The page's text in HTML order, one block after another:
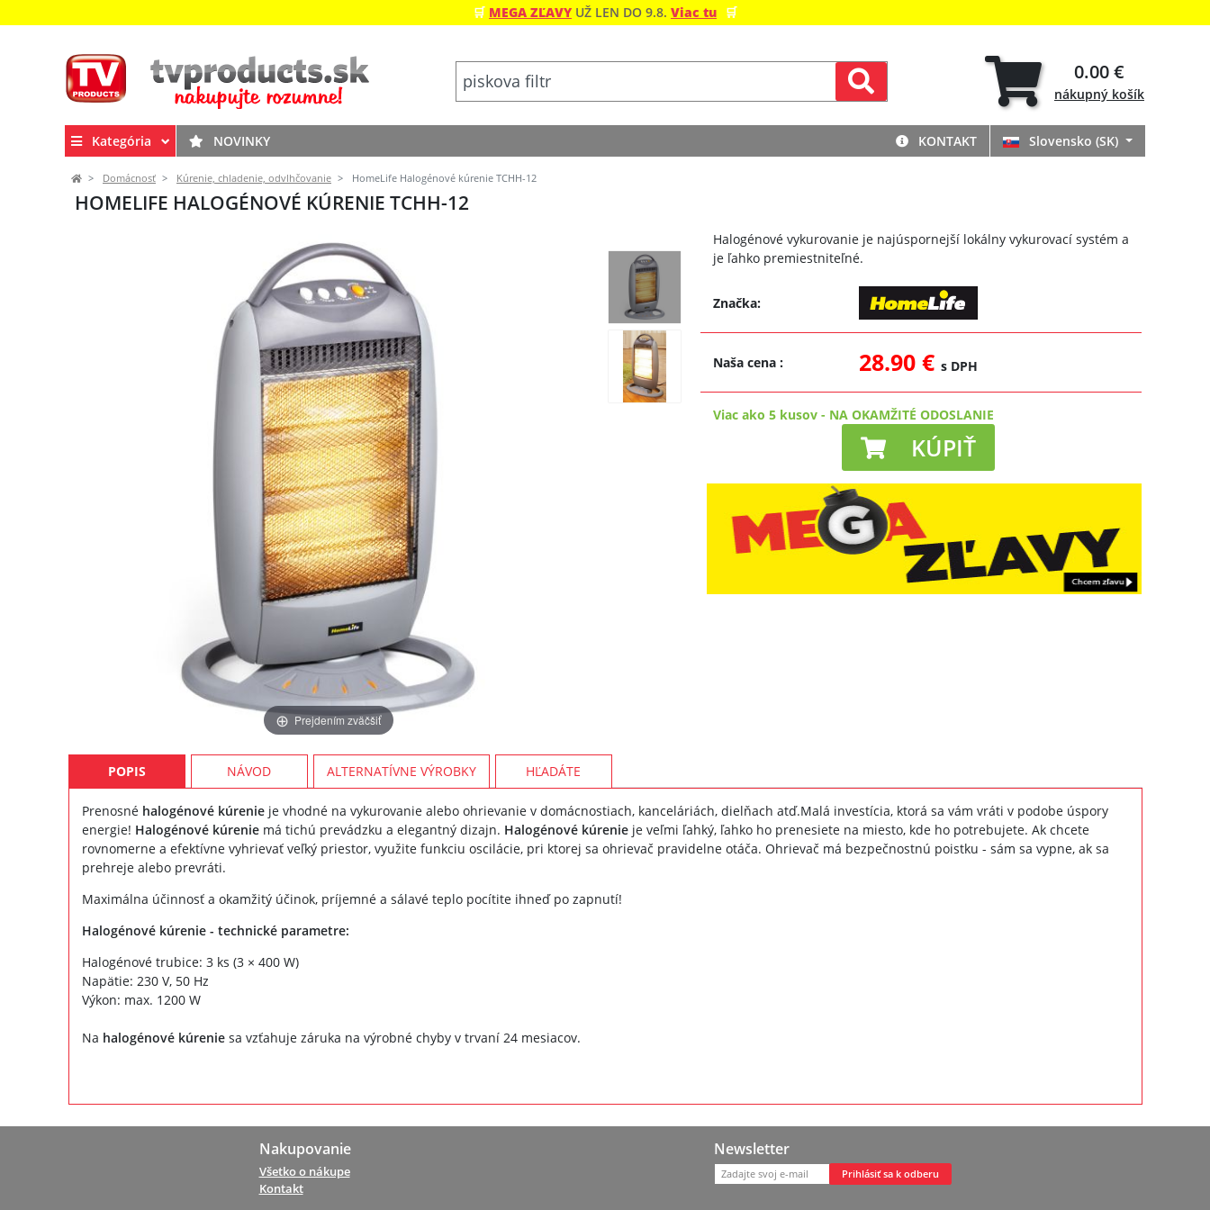
🛒 MEGA ZĽAVY UŽ LEN DO 9.8. Viac tu 🛒
0.00 €
nákupný košík
Kategória NOVINKY KONTAKT Slovensko (SK)
Domácnosť Kúrenie, chladenie, odvlhčovanie HomeLife Halogénové kúrenie TCHH-12
HOMELIFE HALOGÉNOVÉ KÚRENIE TCHH-12
Prejdením zväčšiť
Halogénové vykurovanie je najúspornejší lokálny vykurovací systém a
je ľahko premiestniteľné.
Značka:
Naša cena: 28.90 €s DPH
Viac ako 5 kusov - NA OKAMŽITÉ ODOSLANIE
KÚPIŤ
POPIS NÁVOD ALTERNATÍVNE VÝROBKY HĽADÁTE
Prenosné halogénové kúrenieje vhodné na vykurovanie alebo ohrievanie v domácnostiach, kanceláriách, dielňach atď.Malá investícia, ktorá sa vám vráti v podobe úspory
energie! Halogénové kúreniemá tichú prevádzku a elegantný dizajn. Halogénové kúrenieje veľmi ľahký, ľahko ho prenesiete na miesto, kde ho potrebujete. Ak chcete
rovnomerne a efektívne vyhrievať veľký priestor, využite funkciu oscilácie, pri ktorej sa ohrievač pravidelne otáča. Ohrievač má bezpečnostnú poistku - sám sa vypne, ak sa
prehreje alebo prevráti.
Maximálna účinnosť a okamžitý účinok, príjemné a sálavé teplo pocítite ihneď po zapnutí!
Halogénové kúrenie - technické parametre:
Halogénové trubice: 3 ks (3 × 400 W)
Napätie: 230 V, 50 Hz
Výkon: max. 1200 W
Na halogénové kúrenie sa vzťahuje záruka na výrobné chyby v trvaní 24 mesiacov.
Nakupovanie
Všetko o nákupe
Kontakt
Newsletter
Prihlásiť sa k odberu